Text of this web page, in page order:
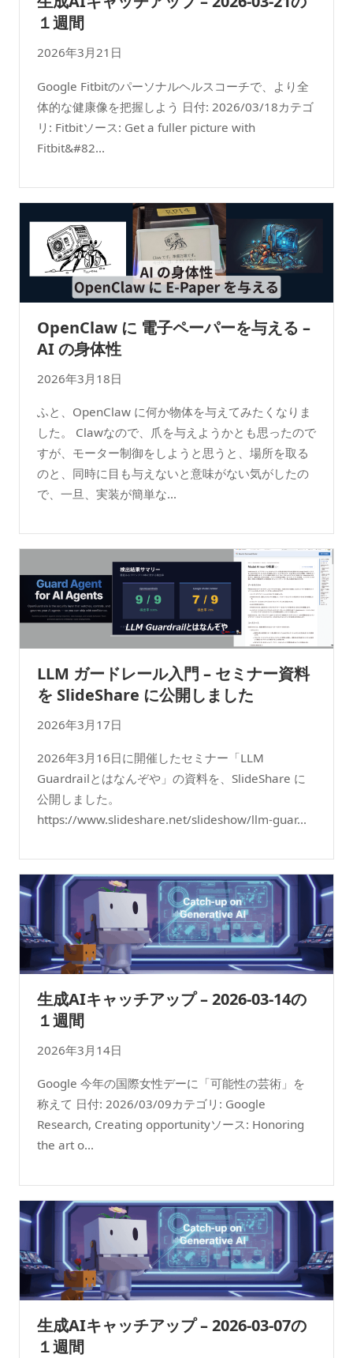
１週間
2026年3月21日
Google Fitbitのパーソナルヘルスコーチで、より全
体的な健康像を把握しよう 日付: 2026/03/18カテゴ
リ: Fitbitソース: Get a fuller picture with
Fitbit&#82...
OpenClaw に 電子ペーパーを与える –
AI の身体性
2026年3月18日
ふと、OpenClaw に何か物体を与えてみたくなりま
した。 Clawなので、爪を与えようかとも思ったので
すが、モーター制御をしようと思うと、場所を取る
のと、同時に目も与えないと意味がない気がしたの
で、一旦、実装が簡単な...
LLM ガードレール入門 – セミナー資料
を SlideShare に公開しました
2026年3月17日
2026年3月16日に開催したセミナー「LLM
Guardrailとはなんぞや」の資料を、SlideShare に
公開しました。
https://www.slideshare.net/slideshow/llm-guar...
生成AIキャッチアップ – 2026-03-14の
１週間
2026年3月14日
Google 今年の国際女性デーに「可能性の芸術」を
称えて 日付: 2026/03/09カテゴリ: Google
Research, Creating opportunityソース: Honoring
the art o...
生成AIキャッチアップ – 2026-03-07の
１週間